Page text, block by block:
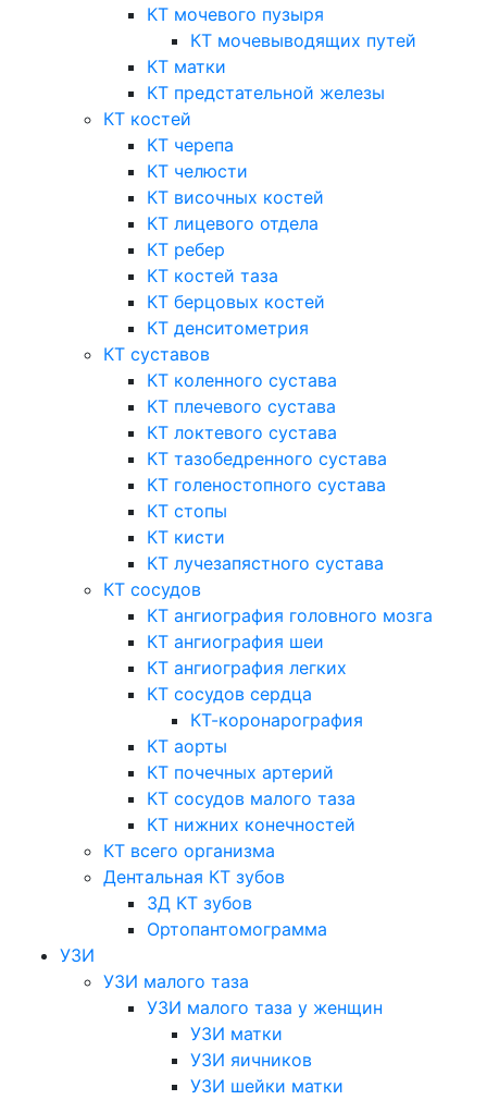
КТ мочевого пузыря
КТ мочевыводящих путей
КТ матки
КТ предстательной железы
КТ костей
КТ черепа
КТ челюсти
КТ височных костей
КТ лицевого отдела
КТ ребер
КТ костей таза
КТ берцовых костей
КТ денситометрия
КТ суставов
КТ коленного сустава
КТ плечевого сустава
КТ локтевого сустава
КТ тазобедренного сустава
КТ голеностопного сустава
КТ стопы
КТ кисти
КТ лучезапястного сустава
КТ сосудов
КТ ангиография головного мозга
КТ ангиография шеи
КТ ангиография легких
КТ сосудов сердца
КТ-коронарография
КТ аорты
КТ почечных артерий
КТ сосудов малого таза
КТ нижних конечностей
КТ всего организма
Дентальная КТ зубов
3Д КТ зубов
Ортопантомограмма
УЗИ
УЗИ малого таза
УЗИ малого таза у женщин
УЗИ матки
УЗИ яичников
УЗИ шейки матки